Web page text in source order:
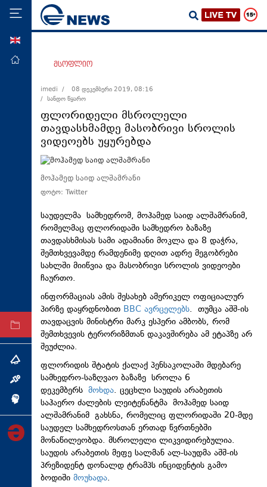
მთავარი
ეკონომიკა
მსოფლიო
ჯანდაცვა
საზოგადოება
სამართალი
რეგიონი
კულტურა
სპორტი
ტექნოლოგიები
ტაბლოიდი
არქივი
ინტერვიუ
ინქვიზიცია
მსოფლიო
imedi /
08 დეკემბერი 2019, 08:16
/ სანდო წყარო
ფლორიდელი მსროლელი
თავდასხმამდე მასობრივი სროლის
ვიდეოებს უყურებდა
მოჰამედ საიდ ალშამრანი
ფოტო: Twitter
საუდელმა სამხედრომ, მოჰამედ საიდ ალშამრანიმ,
რომელმაც ფლორიდაში სამხედრო ბაზაზე
თავდასხმისას სამი ადამიანი მოკლა და 8 დაჭრა,
შემთხვევამდე რამდენიმე დღით ადრე მეგობრები
სახლში მიიწვია და მასობრივი სროლის ვიდეოები
ჩაურთო.
ინფორმაციას ამის შესახებ ამერიკელ ოფიციალურ
პირზე დაყრდნობით BBC ავრცელებს. თუმცა აშშ-ის
თავდაცვის მინისტრი მარკ ესპერი ამბობს, რომ
შემთხვევის ტერორიზმთან დაკავშირება ამ ეტაპზე არ
შეუძლია.
ფლორიდის შტატის ქალაქ პენსაკოლაში მდებარე
სამხედრო-საზღვაო ბაზაზე სროლა 6
დეკემბერს მოხდა. ცეცხლი საუდის არაბეთის
საჰაერო ძალების ლეიტენანტმა მოჰამედ საიდ
ალშამრანიმ გახსნა, რომელიც ფლორიდაში 20-მდე
საუდელ სამხედროსთან ერთად წვრთნებში
მონაწილეობდა. მსროლელი ლიკვიდირებულია.
საუდის არაბეთის მეფე სალმან ალ-საუდმა აშშ-ის
პრეზიდენტ დონალდ ტრამპს ინციდენტის გამო
ბოდიში მოუხადა.